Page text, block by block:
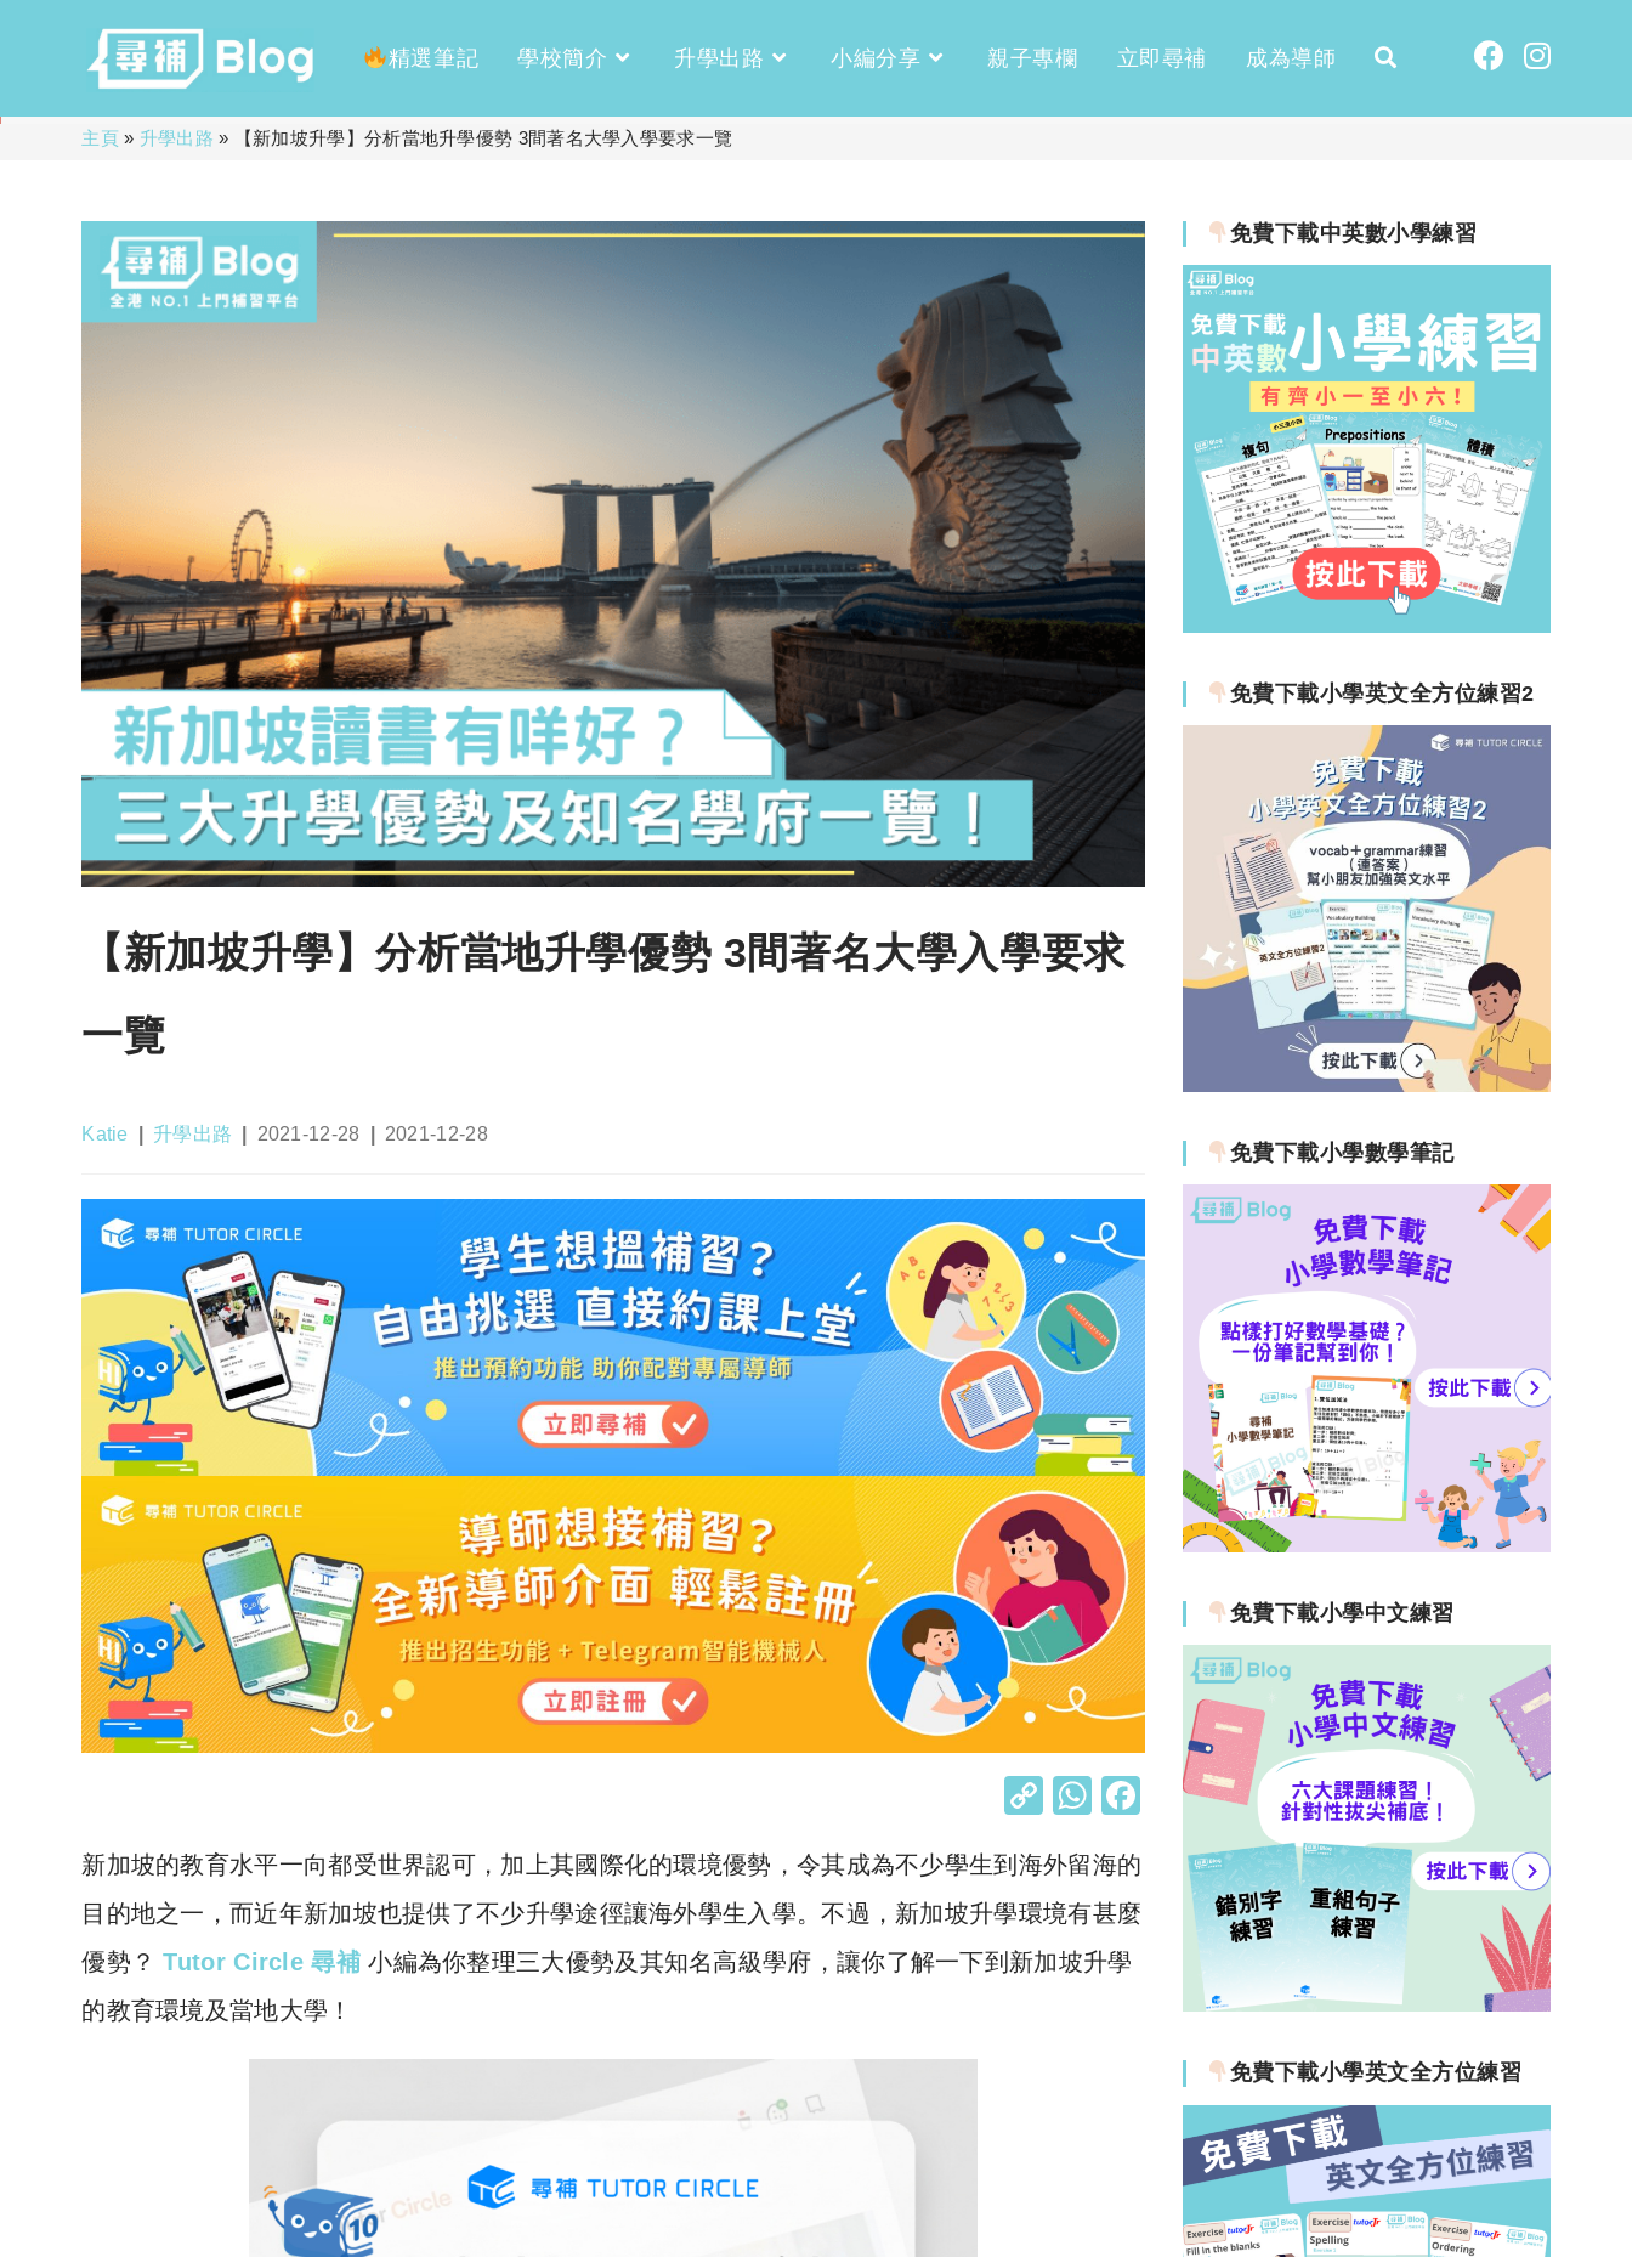
精選筆記 學校簡介 升學出路 小編分享 親子專欄 立即尋補 成為導師
主頁» 升學出路 » 【新加坡升學】分析當地升學優勢 3間著名大學入學要求一覽
【新加坡升學】分析當地升學優勢 3間著名大學入學要求
一覽
Post
Katie
Post
升學出路
Post
2021-12-28
Post
2021-12-28
C
p
y
Li
W
at
s
A
新加坡的教育水平一向都受世界認可，加上其國際化的環境優勢，令其成為不少學生到海外留海的
目的地之一，而近年新加坡也提供了不少升學途徑讓海外學生入學。不過，新加坡升學環境有甚麼
優勢？Tutor Circle 尋補小編為你整理三大優勢及其知名高級學府，讓你了解一下到新加坡升學
的教育環境及當地大學！
免費下載中英數小學練習
免費下載小學英文全方位練習2
免費下載小學數學筆記
免費下載小學中文練習
免費下載小學英文全方位練習